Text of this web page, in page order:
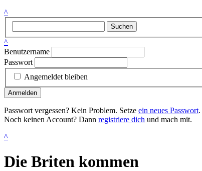
^
Suchen
^
Benutzername
Passwort
Angemeldet bleiben
Anmelden
Passwort vergessen? Kein Problem. Setze ein neues Passwort.
Noch keinen Account? Dann registriere dich und mach mit.
^
Die Briten kommen